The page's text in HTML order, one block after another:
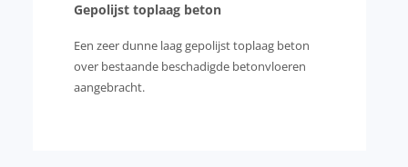
Gepolijst toplaag beton
Een zeer dunne laag gepolijst toplaag beton
over bestaande beschadigde betonvloeren
aangebracht.